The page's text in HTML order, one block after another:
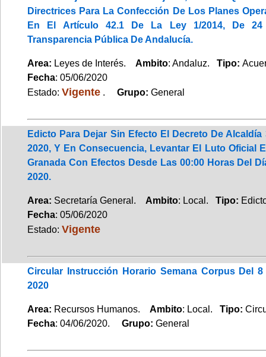
Directrices Para La Confección De Los Planes
En El Artículo 42.1 De La Ley 1/2014, De
Transparencia Pública De Andalucía.
Area: Leyes de Interés. Ambito: Andaluz. Tipo:
Fecha: 05/06/2020
Estado: Vigente . Grupo: General
Edicto Para Dejar Sin Efecto El Decreto De Alcaldía
2020, Y En Consecuencia, Levantar El Luto Oficial
Granada Con Efectos Desde Las 00:00 Horas Del
2020.
Area: Secretaría General. Ambito: Local. Tipo:
Fecha: 05/06/2020
Estado: Vigente
Circular Instrucción Horario Semana Corpus Del
2020
Area: Recursos Humanos. Ambito: Local. Tipo:
Fecha: 04/06/2020. Grupo: General